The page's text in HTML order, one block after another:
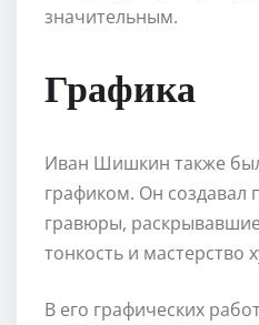
значительным.
Графика
Иван Шишкин также
графиком. Он создавал
гравюры,
тонкость и мастерство
В его графических